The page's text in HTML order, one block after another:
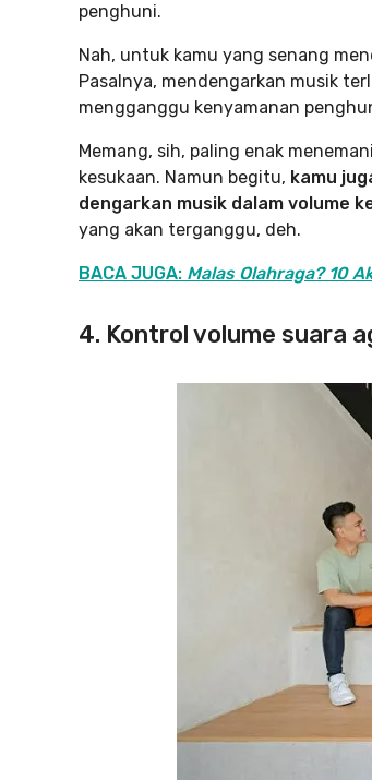
penghuni.
Nah, untuk kamu yang senang
Pasalnya, mendengarkan musik
mengganggu kenyamanan
Memang, sih, paling enak
kesukaan. Namun begitu, kamu
dengarkan musik dalam volume
yang akan terganggu, deh.
BACA JUGA: Malas Olahraga? 10
4. Kontrol volume suara